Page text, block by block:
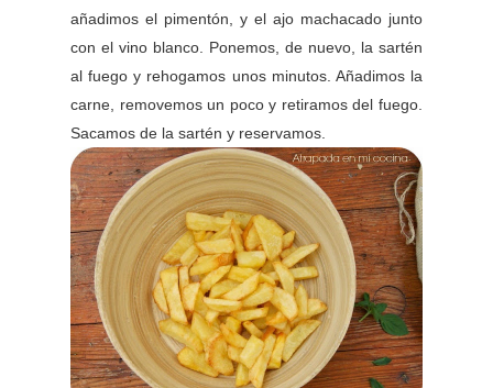
añadimos el pimentón, y el ajo machacado junto
con el vino blanco. Ponemos, de nuevo, la sartén
al fuego y rehogamos unos minutos. Añadimos la
carne, removemos un poco y retiramos del fuego.
Sacamos de la sartén y reservamos.